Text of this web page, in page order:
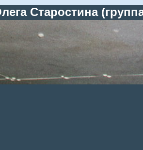
Старостина